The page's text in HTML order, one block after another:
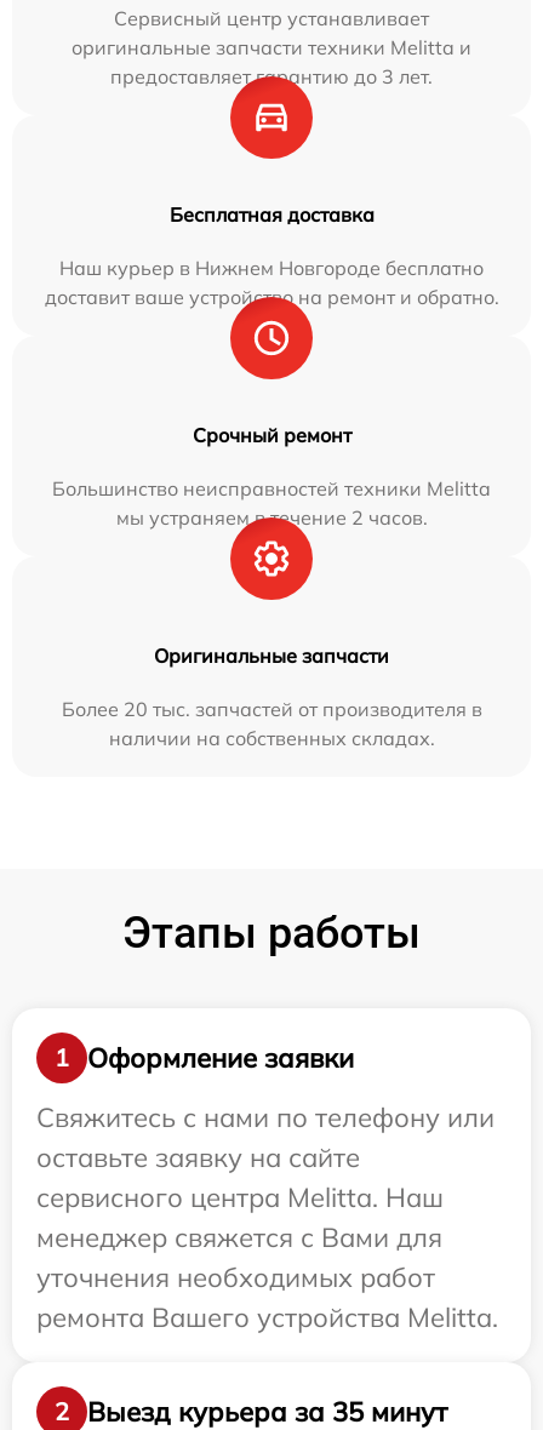
Сервисный центр устанавливает
оригинальные запчасти техники Melitta и
предоставляет гарантию до 3 лет.
Бесплатная доставка
Наш курьер в Нижнем Новгороде бесплатно
доставит ваше устройство на ремонт и обратно.
Срочный ремонт
Большинство неисправностей техники Melitta
мы устраняем в течение 2 часов.
Оригинальные запчасти
Более 20 тыс. запчастей от производителя в
наличии на собственных складах.
Этапы работы
1
Оформление заявки
Свяжитесь с нами по телефону или
оставьте заявку на сайте
сервисного центра Melitta. Наш
менеджер свяжется с Вами для
уточнения необходимых работ
ремонта Вашего устройства Melitta.
2 Выезд курьера за 35 минут